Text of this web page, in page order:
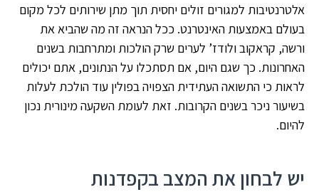
אלטרנטיבות למגורים זולים יחסית תוך מתן שירותים לכל מקום
בעולם באמצעות האינטרנט. ככל הנראה זה מה שהביא את
ורשה, קראקוב ולודז’ לערים שרק הולכות ומתרחבות בשנים
האחרונות. כך שגם היום, אם תסתכלו על הנתונים, אתם יכולים
לראות כי התשואה העתידית הצפויה בפולין עוד הולכת לעלות
בשיעור ניכר בשנים הקרובות. זאת לעומת השקעה מינורית נכון
להיום.
יש לבחון את המצב בקפדנות